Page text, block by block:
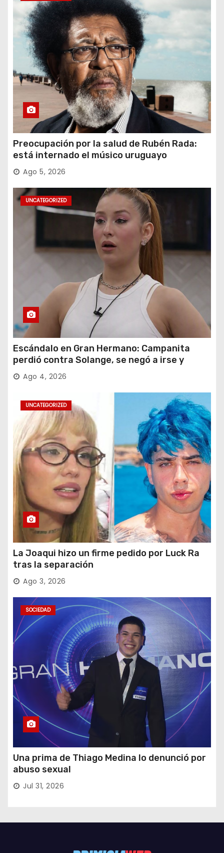
Preocupación por la salud de Rubén Rada:
está internado el músico uruguayo
Ago 5, 2026
UNCATEGORIZED
Escándalo en Gran Hermano: Campanita
perdió contra Solange, se negó a irse y
desafió al Big
Ago 4, 2026
UNCATEGORIZED
La Joaqui hizo un firme pedido por Luck Ra
tras la separación
Ago 3, 2026
SOCIEDAD
Una prima de Thiago Medina lo denunció por
abuso sexual
Jul 31, 2026